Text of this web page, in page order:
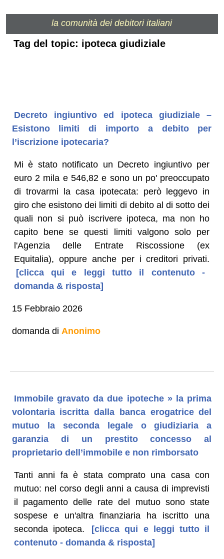
la comunità dei debitori italiani
Tag del topic: ipoteca giudiziale
Decreto ingiuntivo ed ipoteca giudiziale –
Esistono limiti di importo a debito per
l’iscrizione ipotecaria?
Mi è stato notificato un Decreto ingiuntivo per
euro 2 mila e 546,82 e sono un po' preoccupato
di trovarmi la casa ipotecata: però leggevo in
giro che esistono dei limiti di debito al di sotto dei
quali non si può iscrivere ipoteca, ma non ho
capito bene se questi limiti valgono solo per
l'Agenzia delle Entrate Riscossione (ex
Equitalia), oppure anche per i creditori privati.
[clicca qui e leggi tutto il contenuto -
domanda & risposta]
15 Febbraio 2026
domanda di Anonimo
Immobile gravato da due ipoteche » la prima
volontaria iscritta dalla banca erogatrice del
mutuo la seconda legale o giudiziaria a
garanzia di un prestito concesso al
proprietario dell’immobile e non rimborsato
Tanti anni fa è stata comprato una casa con
mutuo: nel corso degli anni a causa di imprevisti
il pagamento delle rate del mutuo sono state
sospese e un'altra finanziaria ha iscritto una
seconda ipoteca.
[clicca qui e leggi tutto il
contenuto - domanda & risposta]